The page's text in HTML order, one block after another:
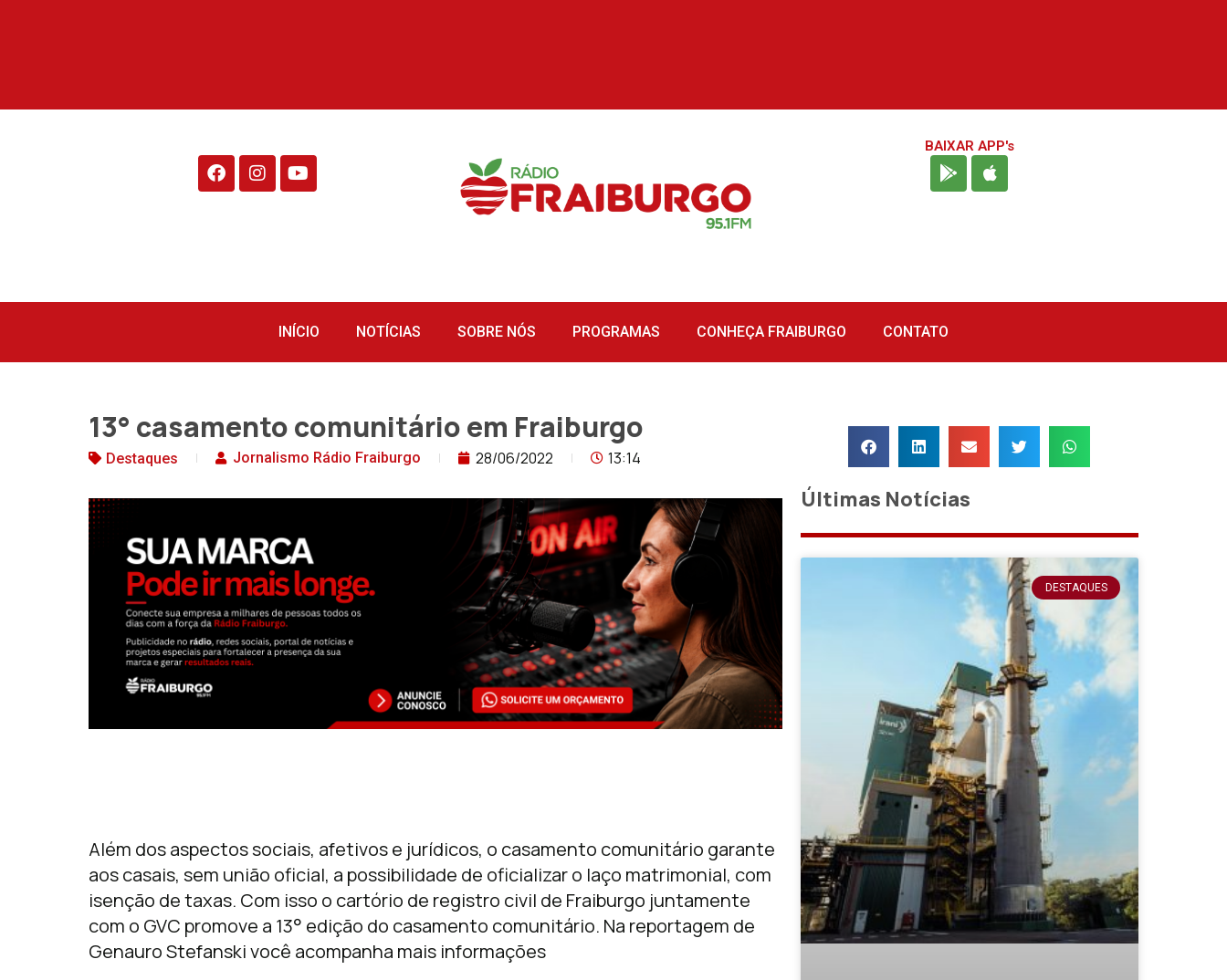
BAIXAR APP's
INÍCIO NOTÍCIAS SOBRE NÓS PROGRAMAS CONHEÇA FRAIBURGO CONTATO
13° casamento comunitário em Fraiburgo
Destaques Jornalismo Rádio Fraiburgo 28/06/2022 13:14
Além dos aspectos sociais, afetivos e jurídicos, o casamento comunitário garante
aos casais, sem união oficial, a possibilidade de oficializar o laço matrimonial, com
isenção de taxas. Com isso o cartório de registro civil de Fraiburgo juntamente
com o GVC promove a 13° edição do casamento comunitário. Na reportagem de
Genauro Stefanski você acompanha mais informações
Últimas Notícias
DESTAQUES